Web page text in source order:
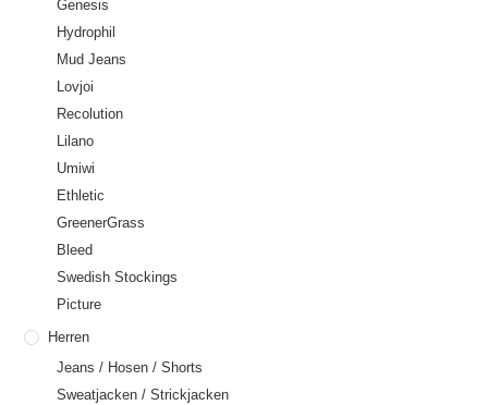
Genesis
Hydrophil
Mud Jeans
Lovjoi
Recolution
Lilano
Umiwi
Ethletic
GreenerGrass
Bleed
Swedish Stockings
Picture
Herren
Jeans / Hosen / Shorts
Sweatjacken / Strickjacken